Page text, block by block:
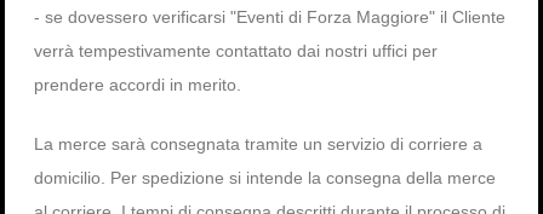
- se dovessero verificarsi "Eventi di Forza Maggiore" il Cliente
verrà tempestivamente contattato dai nostri uffici per
prendere accordi in merito.
La merce sarà consegnata tramite un servizio di corriere a
domicilio. Per spedizione si intende la consegna della merce